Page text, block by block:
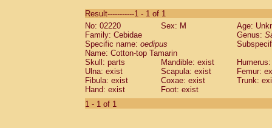
CebidaeSaguinus labiatus(0)
Cebidae Saguinus leucopus (0)
Cebidae
CebidaeSaguinus mystax
Cebidae Saguinus nigricollis (0)
Cebidae Saguinus oedipus
Cebidae Saguinus weddelli
Cebidae Saguinusspp.
Cebidae
Result-----------1 - 1 of 1
No: 02220
Sex: M
Age:
Family: Cebidae
Genus:
Specific name: oedipus
Name: Cotton-top Tamarin
Skull: parts
Mandible: exist
Ulna: exist
Scapula: exist
Femur:
Fibula: exist
Coxae: exist
Trunk:
Hand: exist
Foot: exist
1 - 1 of 1